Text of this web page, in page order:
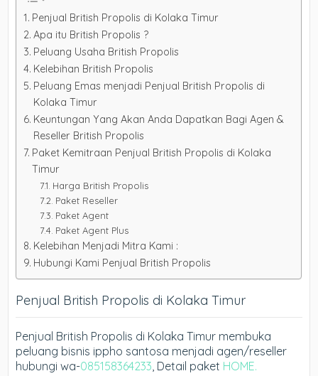
Penjual British Propolis di Kolaka Timur
Apa itu British Propolis ?
Peluang Usaha British Propolis
Kelebihan British Propolis
Peluang Emas menjadi Penjual British Propolis di
Kolaka Timur
Keuntungan Yang Akan Anda Dapatkan Bagi Agen &
Reseller British Propolis
Paket Kemitraan Penjual British Propolis di Kolaka
Timur
Harga British Propolis
Paket Reseller
Paket Agent
Paket Agent Plus
Kelebihan Menjadi Mitra Kami :
Hubungi Kami Penjual British Propolis
Penjual British Propolis di Kolaka Timur
Penjual British Propolis di Kolaka Timur membuka
peluang bisnis ippho santosa menjadi agen/reseller
hubungi wa-085158364233, Detail paket HOME.